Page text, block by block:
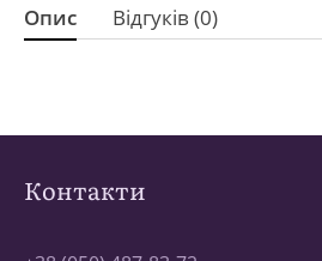
Опис Відгуків (0)
Контакти